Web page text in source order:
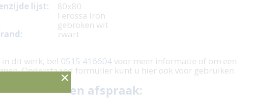
lijst:
80x80
Ferossa Iron
gebroken wit
zwart
in dit werk, bel 0515 416604voor meer informatie of om een
Onderstaand formulier kunt u hier ook voor gebruiken.
/ plan een afspraak: